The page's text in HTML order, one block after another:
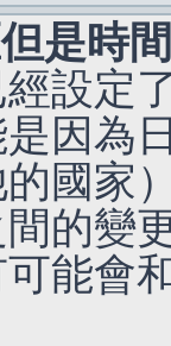
是時
設定
因為
國家
的變
能會